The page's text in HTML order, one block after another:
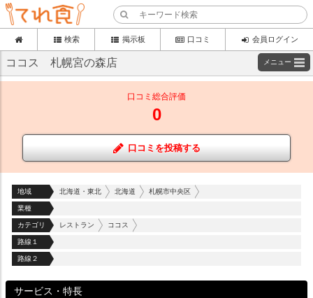
検索 掲示板 口コミ 会員ログイン
ココス 札幌宮の森店 メニュー
口コミ総合評価
0
口コミを投稿する
地域 北海道・東北 北海道 札幌市中央区
業種
カテゴリ レストラン ココス
路線１
路線２
サービス・特長